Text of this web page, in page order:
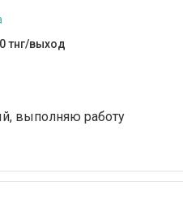
тнг/выход
выполняю работу